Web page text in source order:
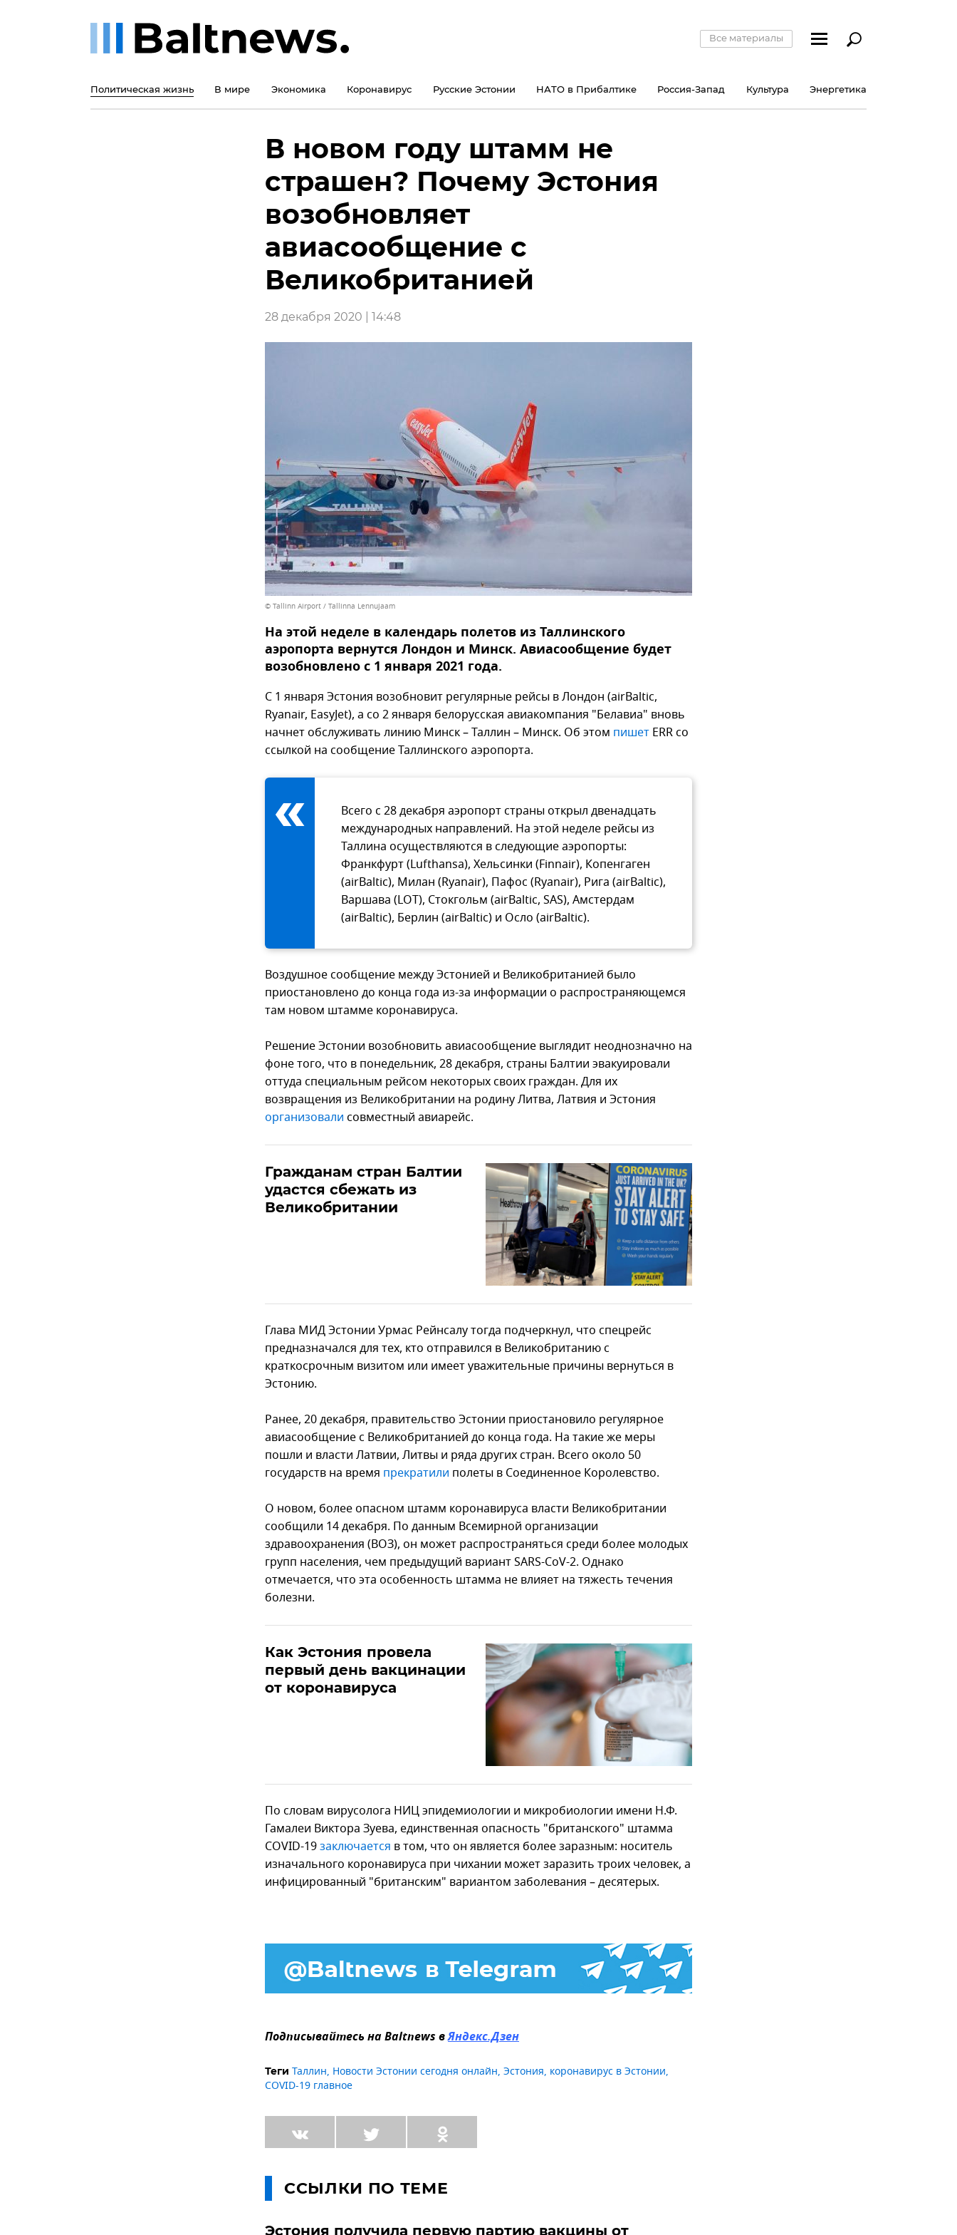
Все материалы
Политическая жизнь В мире Экономика Коронавирус Русские Эстонии НАТО в Прибалтике Россия-Запад Культура Энергетика
В новом году штамм не
страшен? Почему Эстония
возобновляет
авиасообщение с
Великобританией
28 декабря 2020 | 14:48
© Tallinn Airport / Tallinna Lennujaam
На этой неделе в календарь полетов из Таллинского
аэропорта вернутся Лондон и Минск. Авиасообщение будет
возобновлено с 1 января 2021 года.
С 1 января Эстония возобновит регулярные рейсы в Лондон (airBaltic,
Ryanair, EasyJet), а со 2 января белорусская авиакомпания "Белавиа" вновь
начнет обслуживать линию Минск – Таллин – Минск. Об этом пишет ERR со
ссылкой на сообщение Таллинского аэропорта.
Всего с 28 декабря аэропорт страны открыл двенадцать
международных направлений. На этой неделе рейсы из
Таллина осуществляются в следующие аэропорты:
Франкфурт (Lufthansa), Хельсинки (Finnair), Копенгаген
(airBaltic), Милан (Ryanair), Пафос (Ryanair), Рига (airBaltic),
Варшава (LOT), Стокгольм (airBaltic, SAS), Амстердам
(airBaltic), Берлин (airBaltic) и Осло (airBaltic).
Воздушное сообщение между Эстонией и Великобританией было
приостановлено до конца года из-за информации о распространяющемся
там новом штамме коронавируса.
Решение Эстонии возобновить авиасообщение выглядит неоднозначно на
фоне того, что в понедельник, 28 декабря, страны Балтии эвакуировали
оттуда специальным рейсом некоторых своих граждан. Для их
возвращения из Великобритании на родину Литва, Латвия и Эстония
организовали совместный авиарейс.
Гражданам стран Балтии
удастся сбежать из
Великобритании
Глава МИД Эстонии Урмас Рейнсалу тогда подчеркнул, что спецрейс
предназначался для тех, кто отправился в Великобританию с
краткосрочным визитом или имеет уважительные причины вернуться в
Эстонию.
Ранее, 20 декабря, правительство Эстонии приостановило регулярное
авиасообщение с Великобританией до конца года. На такие же меры
пошли и власти Латвии, Литвы и ряда других стран. Всего около 50
государств на время прекратили полеты в Соединенное Королевство.
О новом, более опасном штамм коронавируса власти Великобритании
сообщили 14 декабря. По данным Всемирной организации
здравоохранения (ВОЗ), он может распространяться среди более молодых
групп населения, чем предыдущий вариант SARS-CoV-2. Однако
отмечается, что эта особенность штамма не влияет на тяжесть течения
болезни.
Как Эстония провела
первый день вакцинации
от коронавируса
По словам вирусолога НИЦ эпидемиологии и микробиологии имени Н.Ф.
Гамалеи Виктора Зуева, единственная опасность "британского" штамма
COVID-19заключается в том, что он является более заразным: носитель
изначального коронавируса при чихании может заразить троих человек, а
инфицированный "британским" вариантом заболевания – десятерых.
Подписывайтесь на Baltnews вЯндекс.Дзен
Теги Таллин, Новости Эстонии сегодня онлайн, Эстония, коронавирус в Эстонии,
COVID-19 главное
ССЫЛКИ ПО ТЕМЕ
Эстония получила первую партию вакцины от